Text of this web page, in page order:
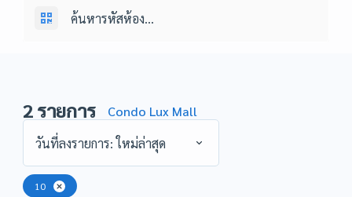
2รายการ
Condo Lux Mall
วันที่ลงรายการ: ใหม่ล่าสุด
10